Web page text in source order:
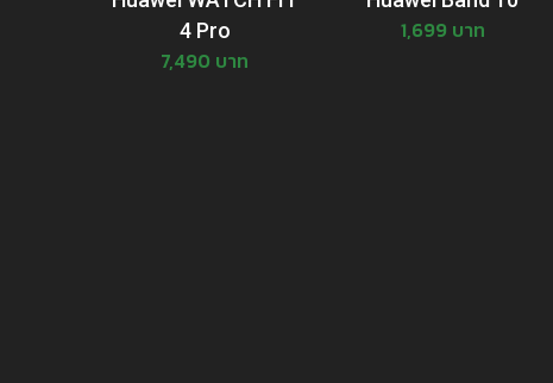
4 Pro
7,490 บาท
1,699 บาท